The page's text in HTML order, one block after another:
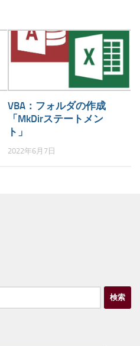
VBA：フォルダの作成
「MkDirステートメン
ト」
2022年6月7日